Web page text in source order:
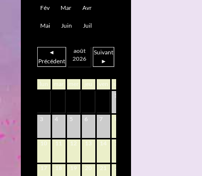
Fév Mar Avr
Mai Juin Juil
◄
Précédent
août
2026
Suivant
►
lun mar mer jeu ven sam
1
3 4 5 6 7 8
10 11 12 13 14 15
17 18 19 20 21 22